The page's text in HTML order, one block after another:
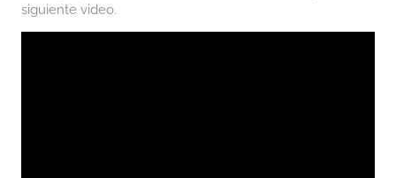
siguiente video.